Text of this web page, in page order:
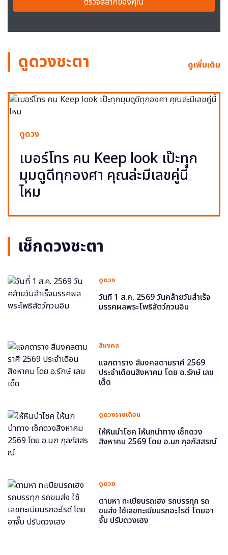
ดูดวงชะตา ดูเพิ่มเติม
ดูดวง
เบอร์โทร คน Keep look เป๊ะทุก
มุมดูดีทุกองศา คุณล่ะมีเลขคู่นี้
ไหม
เช็กดวงชะตา
ดูดวง
วันที่ 1 ส.ค. 2569 วันคล้ายวันสำเร็จ
มรรคผลพระโพธิสัตว์กวนอิม
สีมงคล
แจกตาราง สีมงคลตามราศี 2569
ประจำเดือนสิงหาคม โดย อ.รักษ์ เลข
เด็ด
ดูดวงรายเดือน
ให้หินนำโชค ให้นกนำทาง เช็กดวง
สิงหาคม 2569 โดย อ.นก กุลภัสสรณ์
ดูดวง
ตามหา ทะเบียนรถเฮง รถบรรทุก รถ
ขนส่ง ใช้เลขทะเบียนรถอะไรดี โดยอา
จั๊บ ปรับดวงเฮง